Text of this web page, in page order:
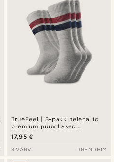
TrueFeel | 3-pakk helehallid
premium puuvillased
tennisesokid — punane ja
sinine triibudetail
17,95 €
3 VÄRVI TRENDHIM